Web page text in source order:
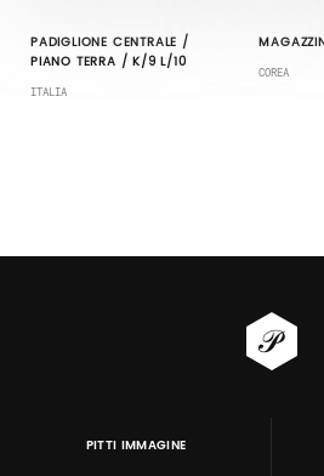
PADIGLIONE CENTRALE /
PIANO TERRA / K/9 L/10
ITALIA
COREA
PITTI IMMAGINE